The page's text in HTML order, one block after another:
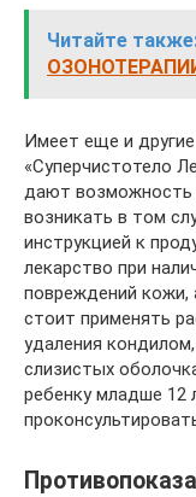
Читайте
Имеет еще и
«Суперчистотело
дают возможность
возникать в том
инструкцией к
лекарство при
повреждений кожи,
стоит применять
удаления
слизистых
ребенку младше 12